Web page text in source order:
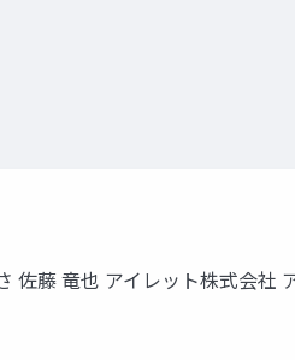
藤 竜也 アイレット株式会社